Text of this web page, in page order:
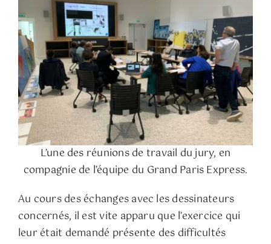
L’une des réunions de travail du jury, en
compagnie de l’équipe du Grand Paris Express.
Au cours des échanges avec les dessinateurs
concernés, il est vite apparu que l’exercice qui
leur était demandé présente des difficultés